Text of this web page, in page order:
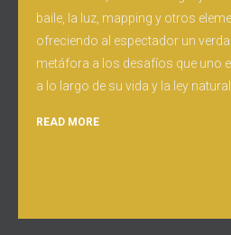
baile, la luz, mapping y otros
ofreciendo al espectador un
metáfora a los desafíos que uno
a lo largo de su vida y la ley
READ MORE